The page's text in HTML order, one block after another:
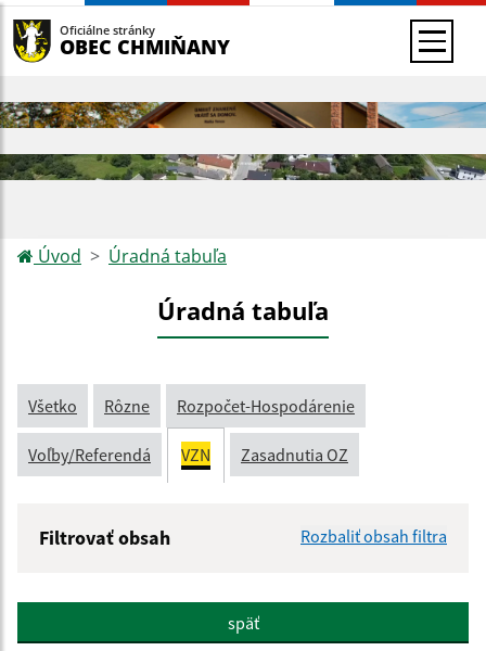
Oficiálne stránky
OBEC CHMIŇANY
Úvod Úradná tabuľa
Úradná tabuľa
Všetko Rôzne Rozpočet-Hospodárenie
Voľby/Referendá VZN Zasadnutia OZ
Filtrovať obsah Rozbaliť obsah filtra
Popis:
späť